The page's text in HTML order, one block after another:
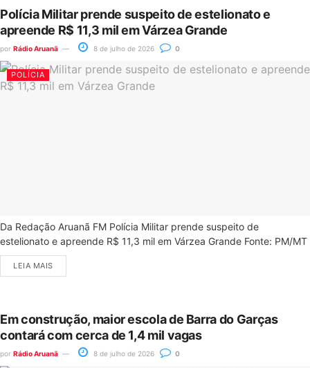
Polícia Militar prende suspeito de estelionato e
apreende R$ 11,3 mil em Várzea Grande
por Rádio Aruanã 8 de julho de 2026 0
POLÍCIA
Da Redação Aruanã FM Polícia Militar prende suspeito de
estelionato e apreende R$ 11,3 mil em Várzea Grande Fonte: PM/MT
LEIA MAIS
Em construção, maior escola de Barra do Garças
contará com cerca de 1,4 mil vagas
por Rádio Aruanã 8 de julho de 2026 0